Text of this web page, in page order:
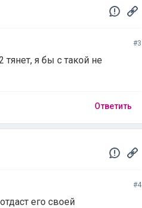
#3
я бы с такой не
Ответить
#4
его своей